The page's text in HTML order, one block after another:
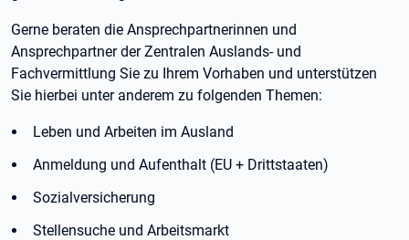
Gerne beraten die Ansprechpartnerinnen und
Ansprechpartner der Zentralen Auslands- und
Fachvermittlung Sie zu Ihrem Vorhaben und unterstützen
Sie hierbei unter anderem zu folgenden Themen:
Leben und Arbeiten im Ausland
Anmeldung und Aufenthalt (EU + Drittstaaten)
Sozialversicherung
Stellensuche und Arbeitsmarkt